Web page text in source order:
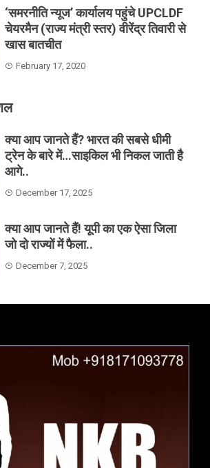
‘समरनीति न्यूज’ कार्यालय पहुंचे UPCLDF
चेयरमैन (राज्य मंत्री स्तर) वीरेंद्र तिवारी से
खास बातचीत
February 17, 2020
क्या आप जानते हैं? भारत की सबसे धीमी
ट्रेन के बारे में…साइकिल भी निकल जाती है
आगे..
December 17, 2025
क्या आप जानते हैं! यूपी का एक ऐसा जिला
जो दो राज्यों में फैला..
December 7, 2025